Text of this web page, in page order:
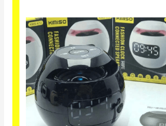
9.900 CFA.
Haut-
parleur
rechargeable